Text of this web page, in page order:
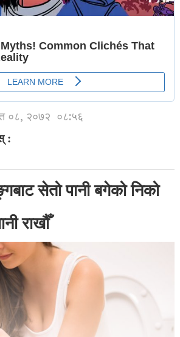
०८, २०७२ ०८:५६
:
सेतो पानी बगेको निको
राखौँ